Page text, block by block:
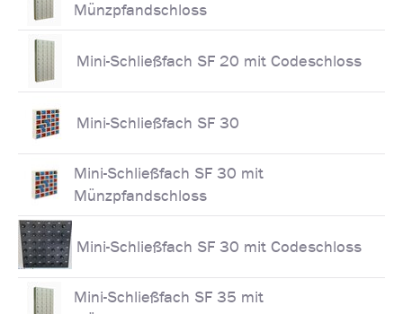
Münzpfandschloss
Mini-Schließfach SF 20 mit Codeschloss
Mini-Schließfach SF 30
Mini-Schließfach SF 30 mit
Münzpfandschloss
Mini-Schließfach SF 30 mit Codeschloss
Mini-Schließfach SF 35 mit